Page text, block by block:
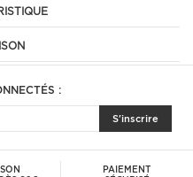
:
S'inscrire
PAIEMENT